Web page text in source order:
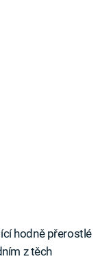
hodně přerostlé
z těch